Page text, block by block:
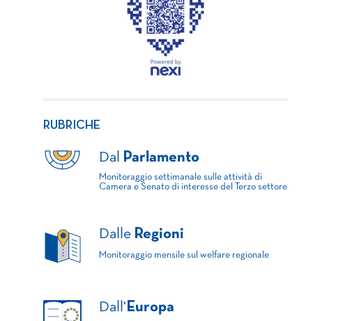
RUBRICHE
Dal Parlamento
Monitoraggio settimanale sulle attività di
Camera e Senato di interesse del Terzo settore
Dalle Regioni
Monitoraggio mensile sul welfare regionale
Dall' Europa